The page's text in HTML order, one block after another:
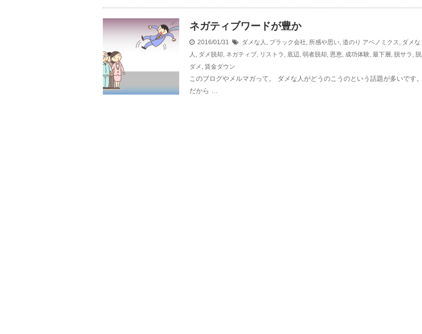
ネガティブワードが豊か
2016/01/31 ダメな人 , ブラック会社, 所感や思い, 道のり アベノミクス, ダメな
人 , ダメ脱却, ネガティブ, リストラ , 底辺, 弱者脱却, 恩恵, 成功体験, 最下層, 脱サラ , 脱
ダメ , 賃金ダウン
このブログやメルマガって。 ダメな人がどうのこうのという話題が多いです。
だから …